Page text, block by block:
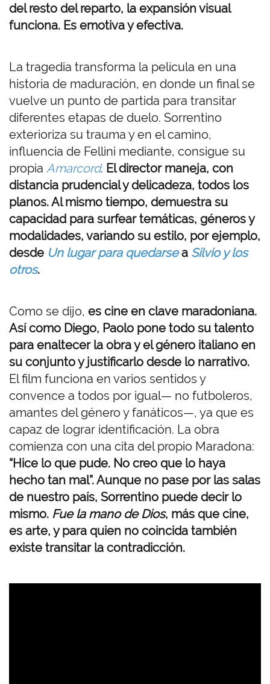
del resto del reparto, la expansión visual
funciona. Es emotiva y efectiva.
La tragedia transforma la película en una
historia de maduración, en donde un final se
vuelve un punto de partida para transitar
diferentes etapas de duelo. Sorrentino
exterioriza su trauma y en el camino,
influencia de Fellini mediante, consigue su
propia Amarcord. El director maneja, con
distancia prudencial y delicadeza, todos los
planos. Al mismo tiempo, demuestra su
capacidad para surfear temáticas, géneros y
modalidades, variando su estilo, por ejemplo,
desde Un lugar para quedarsea Silvio y los
otros.
Como se dijo, es cine en clave maradoniana.
Así como Diego, Paolo pone todo su talento
para enaltecer la obra y el género italiano en
su conjunto y justificarlo desde lo narrativo.
El film funciona en varios sentidos y
convence a todos por igual— no futboleros,
amantes del género y fanáticos—, ya que es
capaz de lograr identificación. La obra
comienza con una cita del propio Maradona:
“Hice lo que pude. No creo que lo haya
hecho tan mal”. Aunque no pase por las salas
de nuestro país, Sorrentino puede decir lo
mismo. Fue la mano de Dios, más que cine,
es arte, y para quien no coincida también
existe transitar la contradicción.